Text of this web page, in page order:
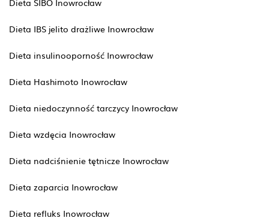
Dieta SIBO Inowrocław
Dieta IBS jelito drażliwe Inowrocław
Dieta insulinooporność Inowrocław
Dieta Hashimoto Inowrocław
Dieta niedoczynność tarczycy Inowrocław
Dieta wzdęcia Inowrocław
Dieta nadciśnienie tętnicze Inowrocław
Dieta zaparcia Inowrocław
Dieta refluks Inowrocław